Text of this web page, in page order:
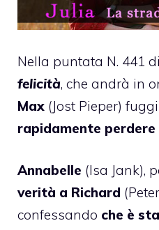
Nella puntata N. 441 di
felicità, che andrà in
Max (Jost Pieper)
rapidamente perdere
Annabelle (Isa Jank),
verità a Richard
confessando che è